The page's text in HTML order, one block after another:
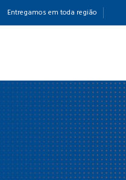
Entregamos em toda região